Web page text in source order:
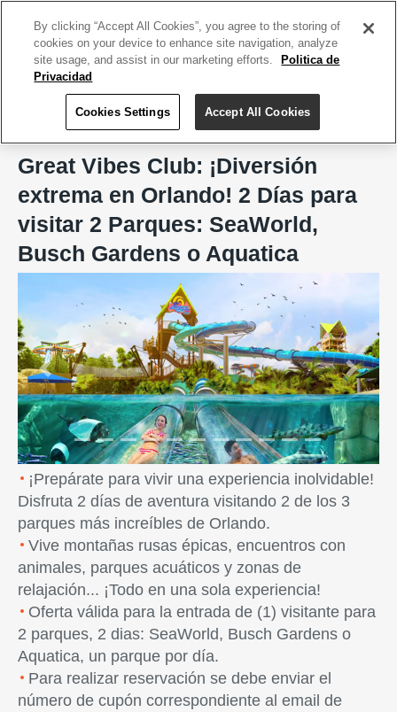
De Viaje Great Vibes Club
Great Vibes Club: ¡Diversión
extrema en Orlando! 2 Días para
visitar 2 Parques: SeaWorld,
Busch Gardens o Aquatica
Previous Next
¡Prepárate para vivir una experiencia inolvidable!
Disfruta 2 días de aventura visitando 2 de los 3
parques más increíbles de Orlando.
Vive montañas rusas épicas, encuentros con
animales, parques acuáticos y zonas de
relajación... ¡Todo en una sola experiencia!
Oferta válida para la entrada de (1) visitante para
2 parques, 2 dias: SeaWorld, Busch Gardens o
Aquatica, un parque por día.
Para realizar reservación se debe enviar el
número de cupón correspondiente al email de
By clicking “Accept All Cookies”, you agree to the storing of
cookies on your device to enhance site navigation, analyze
site usage, and assist in our marketing efforts.
Politica de
Privacidad
Cookies Settings Accept All Cookies